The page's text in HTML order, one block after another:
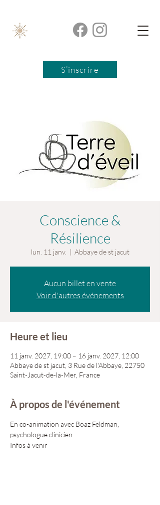
S’inscrire
Conscience &
Résilience
lun. 11 janv.
  |
Abbaye de st jacut
Aucun billet en vente
Voir d'autres événements
Heure et lieu
11 janv. 2027, 19:00 – 16 janv. 2027, 12:00
Abbaye de st jacut, 3 Rue de l'Abbaye, 22750
Saint-Jacut-de-la-Mer, France
À propos de l'événement
En co-animation avec Boaz Feldman,
psychologue clinicien
Infos à venir